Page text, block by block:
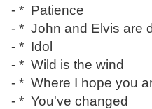
- * Patience
- * John and Elvis are
- * Idol
- * Wild is the wind
- * Where I hope you
- * You've changed